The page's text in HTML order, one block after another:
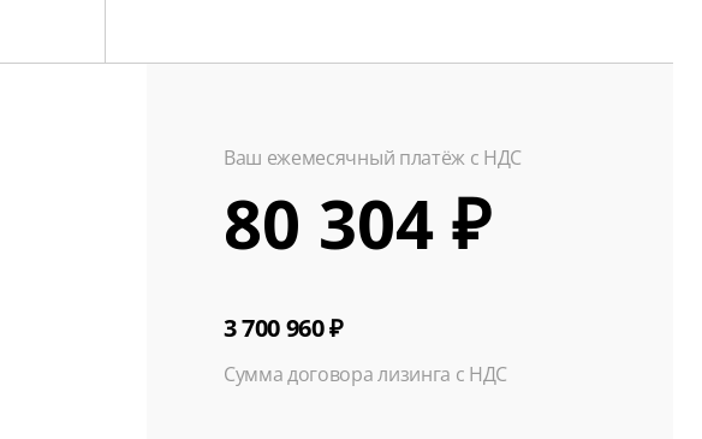
Ваш ежемесячный платёж с НДС
80 304 ₽
3 700 960 ₽
Сумма договора лизинга с НДС